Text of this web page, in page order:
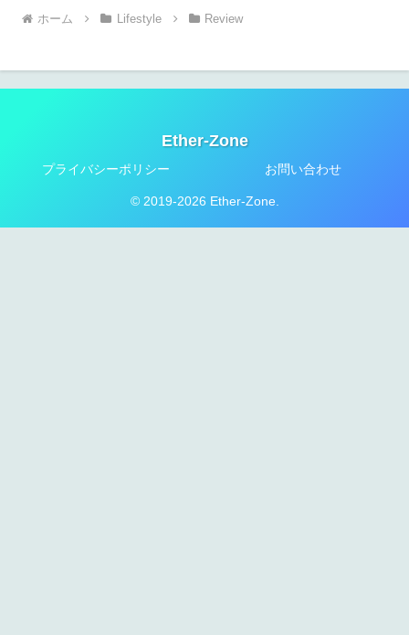
ホーム Lifestyle Review
Ether-Zone
プライバシーポリシー お問い合わせ
© 2019-2026 Ether-Zone.